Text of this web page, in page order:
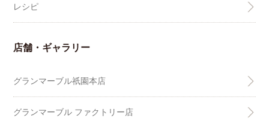
レシピ
店舗・ギャラリー
グランマーブル祇園本店
グランマーブル ファクトリー店